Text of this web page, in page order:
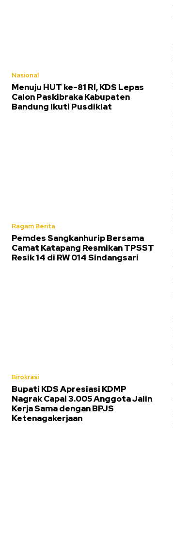
Nasional
Menuju HUT ke-81 RI, KDS Lepas
Calon Paskibraka Kabupaten
Bandung Ikuti Pusdiklat
Ragam Berita
Pemdes Sangkanhurip Bersama
Camat Katapang Resmikan TPSST
Resik 14 di RW 014 Sindangsari
Birokrasi
Bupati KDS Apresiasi KDMP
Nagrak Capai 3.005 Anggota Jalin
Kerja Sama dengan BPJS
Ketenagakerjaan